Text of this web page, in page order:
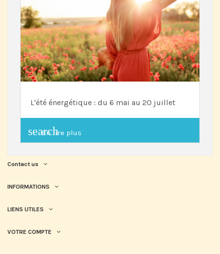
L'été énergétique : du 6 mai au 20 juillet
search
En lire plus
Contact us
INFORMATIONS
LIENS UTILES
VOTRE COMPTE